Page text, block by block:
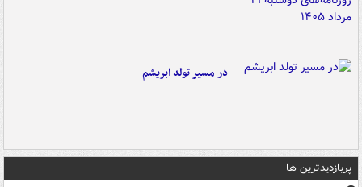
در مسیر تولد ابریشم
پربازدیدترین ها